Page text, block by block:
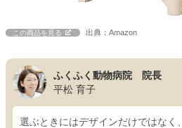
この商品を見る 出典：Amazon
ふくふく動物病院 院長
平松 育子
選ぶときにはデザインだけではなく、